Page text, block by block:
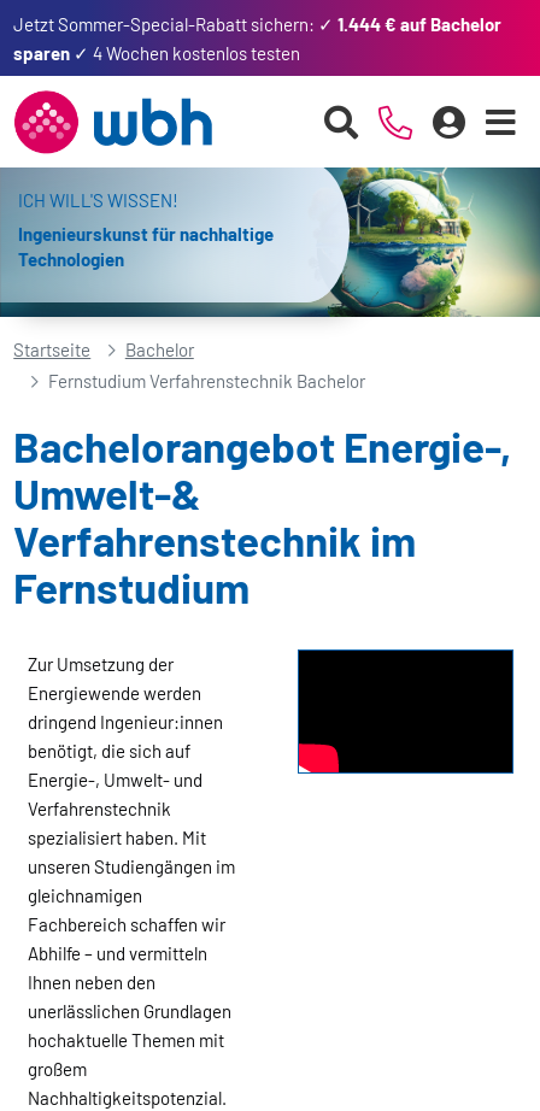
Jetzt Sommer-Special-Rabatt sichern: ✓1.444 € auf Bachelor
sparen ✓ 4 Wochen kostenlos testen
ICH WILL'S WISSEN!
Ingenieurskunst für nachhaltige
Technologien
Startseite
Bachelor
Fernstudium Verfahrenstechnik Bachelor
Bachelorangebot Energie-,
Umwelt-&
Verfahrenstechnik im
Fernstudium
Zur Umsetzung der
Energiewende werden
dringend Ingenieur:innen
benötigt, die sich auf
Energie-, Umwelt- und
Verfahrenstechnik
spezialisiert haben. Mit
unseren Studiengängen im
gleichnamigen
Fachbereich schaffen wir
Abhilfe – und vermitteln
Ihnen neben den
unerlässlichen Grundlagen
hochaktuelle Themen mit
großem
Nachhaltigkeitspotenzial.